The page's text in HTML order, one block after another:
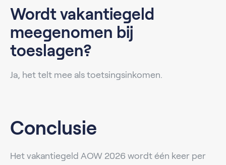
Wordt vakantiegeld
meegenomen bij
toeslagen?
Ja, het telt mee als toetsingsinkomen.
Conclusie
Het vakantiegeld AOW 2026 wordt één keer per